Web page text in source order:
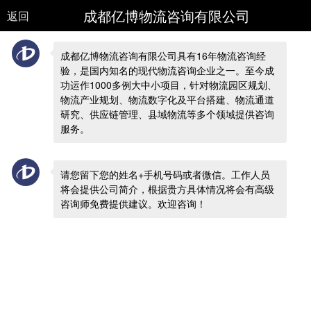
返回 成都亿博物流咨询有限公司
成都亿博物流咨询有限公司具有16年物流咨询经
验，是国内知名的现代物流咨询企业之一。至今成
功运作1000多例大中小项目，针对物流园区规划、
物流产业规划、物流数字化及平台搭建、物流通道
研究、供应链管理、县域物流等多个领域提供咨询
服务。
请您留下您的姓名+手机号码或者微信。工作人员
将会提供公司简介，根据贵方具体情况将会有高级
咨询师免费提供建议。欢迎咨询！